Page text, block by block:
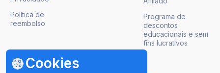
Cookies
Política de
reembolso
Programa de
descontos
educacionais e sem
fins lucrativos
Obter atualizações de produto